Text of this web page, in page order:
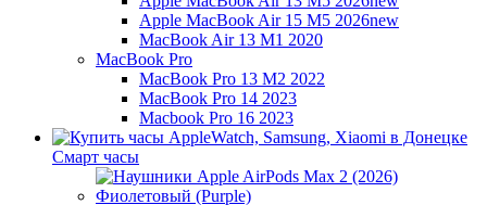
Apple MacBook Air 15 M5 2026new
MacBook Air 13 M1 2020
MacBook Pro
MacBook Pro 13 M2 2022
MacBook Pro 14 2023
Macbook Pro 16 2023
Смарт часы